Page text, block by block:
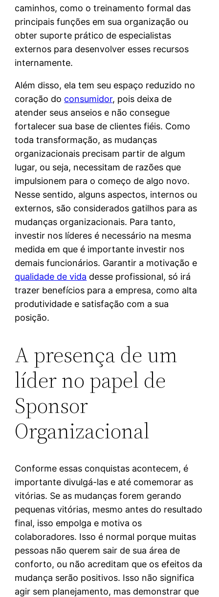
caminhos, como o treinamento formal das
principais funções em sua organização ou
obter suporte prático de especialistas
externos para desenvolver esses recursos
internamente.
Além disso, ela tem seu espaço reduzido no
coração do consumidor, pois deixa de
atender seus anseios e não consegue
fortalecer sua base de clientes fiéis. Como
toda transformação, as mudanças
organizacionais precisam partir de algum
lugar, ou seja, necessitam de razões que
impulsionem para o começo de algo novo.
Nesse sentido, alguns aspectos, internos ou
externos, são considerados gatilhos para as
mudanças organizacionais. Para tanto,
investir nos líderes é necessário na mesma
medida em que é importante investir nos
demais funcionários. Garantir a motivação e
qualidade de vida desse profissional, só irá
trazer benefícios para a empresa, como alta
produtividade e satisfação com a sua
posição.
A presença de um
líder no papel de
Sponsor
Organizacional
Conforme essas conquistas acontecem, é
importante divulgá-las e até comemorar as
vitórias. Se as mudanças forem gerando
pequenas vitórias, mesmo antes do resultado
final, isso empolga e motiva os
colaboradores. Isso é normal porque muitas
pessoas não querem sair de sua área de
conforto, ou não acreditam que os efeitos da
mudança serão positivos. Isso não significa
agir sem planejamento, mas demonstrar que